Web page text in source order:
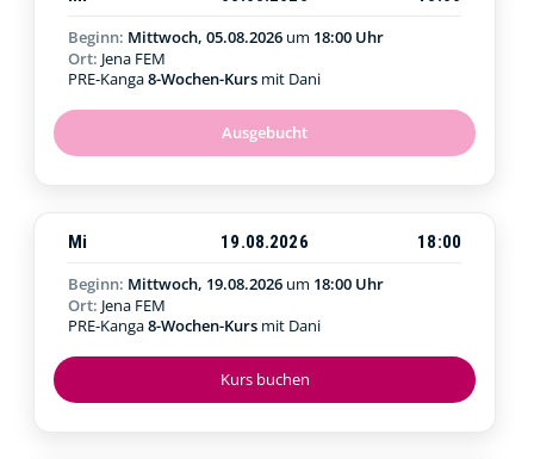
Ausgebucht
Beginn: Mittwoch, 05.08.2026 um 18:00 Uhr
Ort: Jena FEM
PRE-Kanga8-Wochen-Kurs mit Dani
Kurs buchen
Mi 19.08.2026
18:00
Beginn: Mittwoch, 19.08.2026 um 18:00 Uhr
Ort: Jena FEM
PRE-Kanga8-Wochen-Kurs mit Dani